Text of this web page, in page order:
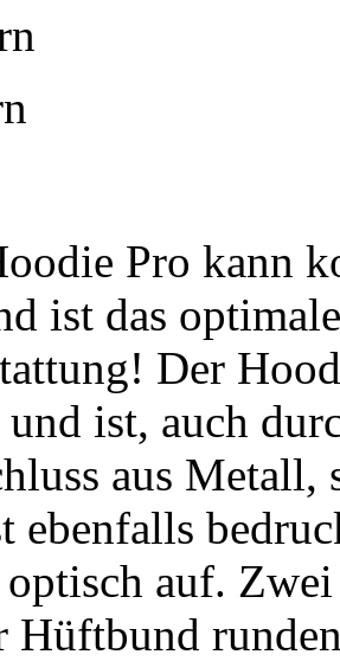
Pro kann
ist das
Der
und ist, auch
aus Metall,
ebenfalls
auf.
Hüftbund